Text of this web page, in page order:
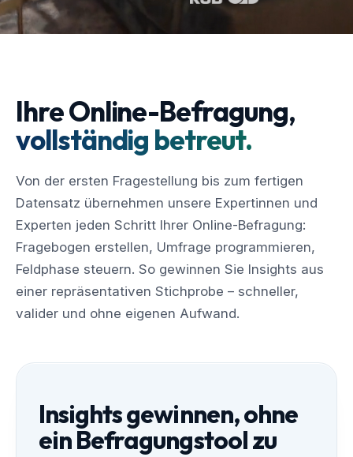
Ihre Online-Befragung,
vollständig betreut.
Von der ersten Fragestellung bis zum fertigen
Datensatz übernehmen unsere Expertinnen und
Experten jeden Schritt Ihrer Online-Befragung:
Fragebogen erstellen, Umfrage programmieren,
Feldphase steuern. So gewinnen Sie Insights aus
einer repräsentativen Stichprobe – schneller,
valider und ohne eigenen Aufwand.
Insights gewinnen, ohne
ein Befragungstool zu